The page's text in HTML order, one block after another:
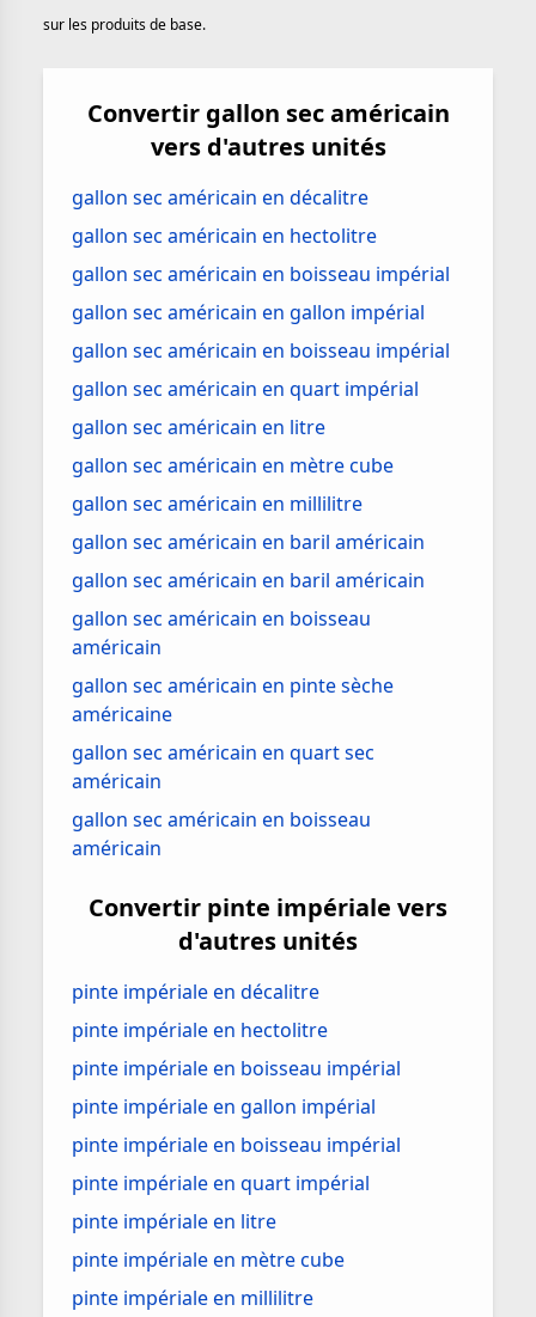
sur les produits de base.
Convertir gallon sec américain
vers d'autres unités
gallon sec américain en décalitre
gallon sec américain en hectolitre
gallon sec américain en boisseau impérial
gallon sec américain en gallon impérial
gallon sec américain en boisseau impérial
gallon sec américain en quart impérial
gallon sec américain en litre
gallon sec américain en mètre cube
gallon sec américain en millilitre
gallon sec américain en baril américain
gallon sec américain en baril américain
gallon sec américain en boisseau
américain
gallon sec américain en pinte sèche
américaine
gallon sec américain en quart sec
américain
gallon sec américain en boisseau
américain
Convertir pinte impériale vers
d'autres unités
pinte impériale en décalitre
pinte impériale en hectolitre
pinte impériale en boisseau impérial
pinte impériale en gallon impérial
pinte impériale en boisseau impérial
pinte impériale en quart impérial
pinte impériale en litre
pinte impériale en mètre cube
pinte impériale en millilitre